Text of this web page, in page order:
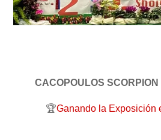
CACOPOULOS
🏆Ganando la Exposición